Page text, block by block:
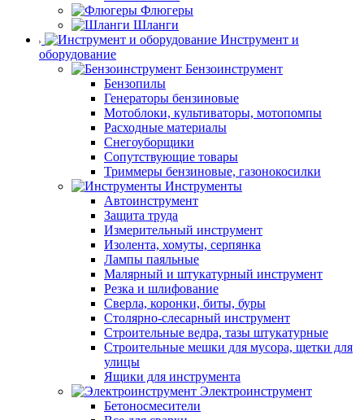
Флюгеры
Шланги
Инструмент и
оборудование
Бензоинструмент
Бензопилы
Генераторы бензиновые
Мотоблоки, культиваторы, мотопомпы
Расходные материалы
Снегоуборщики
Сопутствующие товары
Триммеры бензиновые, газонокосилки
Инструменты
Автоинструмент
Защита труда
Измерительный инструмент
Изолента, хомуты, серпянка
Лампы паяльные
Малярный и штукатурный инструмент
Резка и шлифование
Сверла, коронки, биты, буры
Столярно-слесарный инструмент
Строительные ведра, тазы штукатурные
Строительные мешки для мусора, щетки для
улицы
Ящики для инструмента
Электроинструмент
Бетоносмесители